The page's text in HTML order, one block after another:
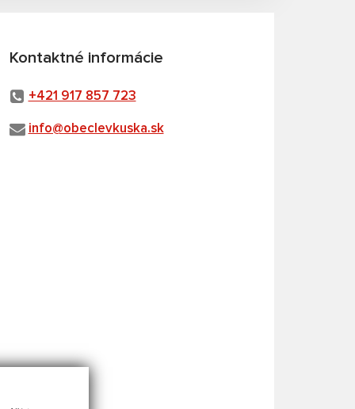
Kontaktné informácie
+421 917 857 723
info@obeclevkuska.sk